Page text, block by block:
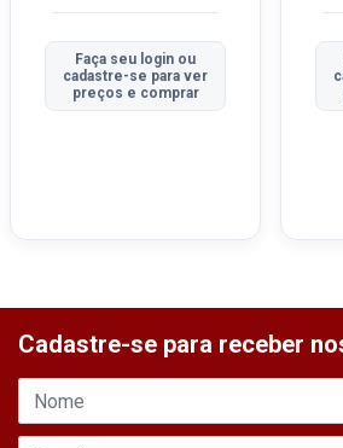
Faça seu login ou
cadastre-se para ver
preços e comprar
Cadastre-se para receber